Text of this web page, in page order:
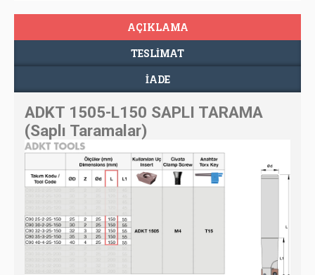
AÇIKLAMA
TESLIMAT
İADE
ADKT 1505-L150 SAPLI TARAMA
(Saplı Taramalar)